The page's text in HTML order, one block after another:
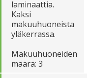
laminaattia.
Kaksi
makuuhuoneista
yläkerrassa.
Makuuhuoneiden
määrä: 3